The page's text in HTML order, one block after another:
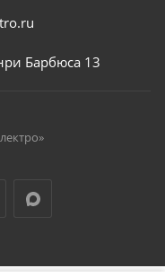
Барбюса 13